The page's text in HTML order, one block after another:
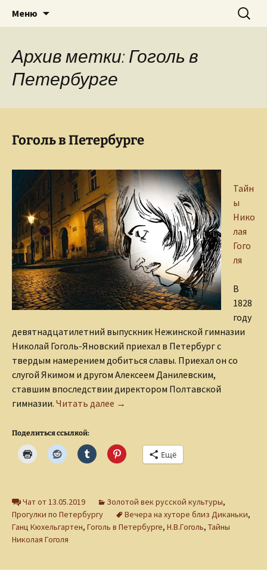
Сайт Ольги Грибановой
Творческое пространство писателя,
поэта, публициста, литературоведа
Ольги Грибановой
Меню Найти:
Архив метки: Гоголь в
Петербурге
Гоголь в Петербурге
Тайн
ы
Нико
лая
Гого
ля
В
1828
году
девятнадцатилетний выпускник Нежинской гимназии
Николай Гоголь-Яновский приехал в Петербург с
твердым намерением добиться славы. Приехал он со
слугой Якимом и другом Алексеем Данилевским,
ставшим впоследствии директором Полтавской
гимназии. Читать далее Гоголь в Петербурге
→
Поделиться ссылкой:
Ещё
Чат от 13.05.2019 Золотой век русской культуры,
Прогулки по Петербургу
Вечера на хуторе близ Диканьки,
Ганц Кюхельгартен, Гоголь в Петербурге, Н.В.Гоголь, Тайны
Николая Гоголя